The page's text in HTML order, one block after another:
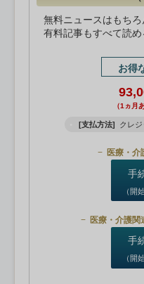
無料ニュースはもち
有料記事もすべて読め
お得
（1ヵ月
[支払方法] クレ
医療・介
手
（開
医療・介護関
手
（開